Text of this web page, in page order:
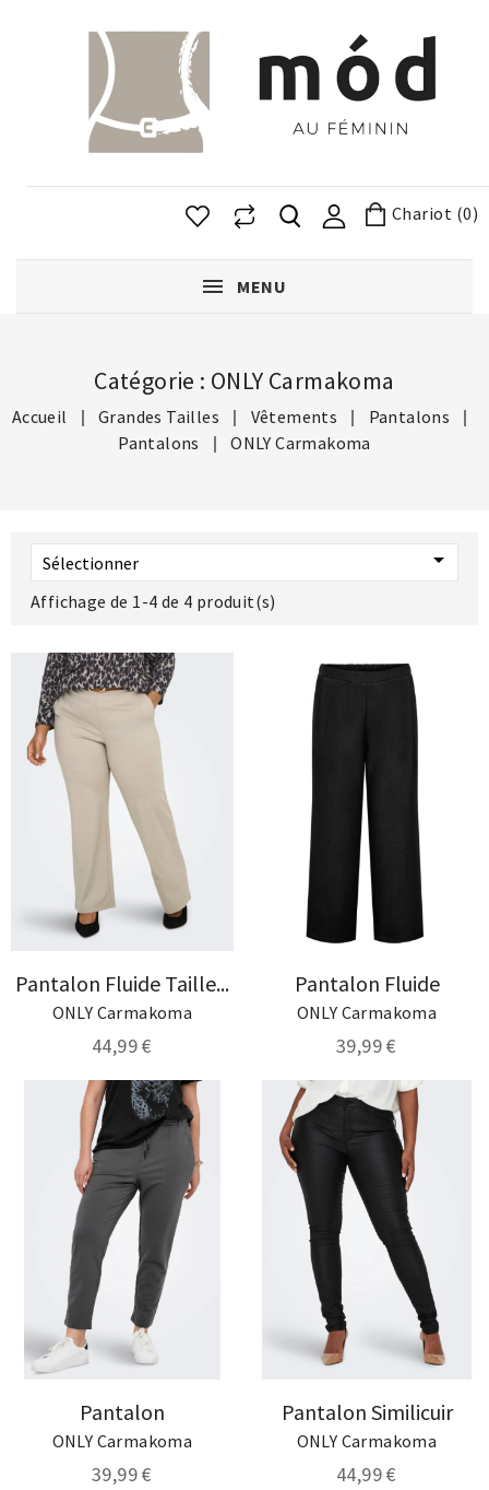
Chariot (0)
MENU
Catégorie : ONLY Carmakoma
Accueil Grandes Tailles Vêtements
Pantalons
Pantalons
ONLY Carmakoma
Sélectionner 
Affichage de 1-4 de 4 produit(s)
Pantalon Fluide Taille...
ONLY Carmakoma
44,99 €
Pantalon Fluide
ONLY Carmakoma
39,99 €
Pantalon
ONLY Carmakoma
39,99 €
Pantalon Similicuir
ONLY Carmakoma
44,99 €